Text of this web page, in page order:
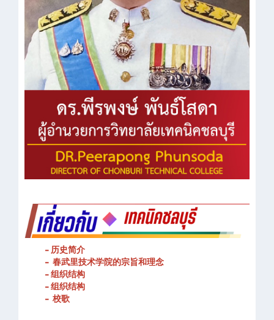
- 历史简介
- 春武里技术学院的宗旨和理念
- 组织结构
- 组织结构
- 校歌